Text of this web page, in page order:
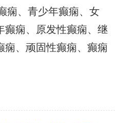
痫、青少年癫痫、女
癫痫、原发性癫痫、继
痫、顽固性癫痫、癫痫